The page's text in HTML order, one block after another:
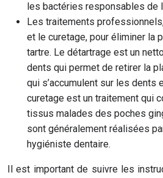
les bactéries responsables de
Les traitements
et le curetage, pour éliminer la
tartre. Le détartrage est un
dents qui permet de retirer la
qui s’accumulent sur les dents
curetage est un traitement qui
tissus malades des poches
sont généralement réalisées
hygiéniste dentaire.
Il est important de suivre les